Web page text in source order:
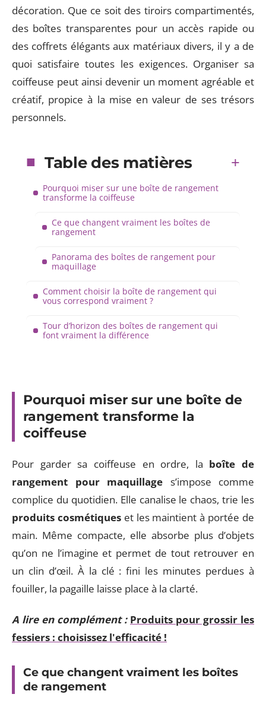
décoration. Que ce soit des tiroirs compartimentés,
des boîtes transparentes pour un accès rapide ou
des coffrets élégants aux matériaux divers, il y a de
quoi satisfaire toutes les exigences. Organiser sa
coiffeuse peut ainsi devenir un moment agréable et
créatif, propice à la mise en valeur de ses trésors
personnels.
Table des matières
Pourquoi miser sur une boîte de rangement
transforme la coiffeuse
Ce que changent vraiment les boîtes de
rangement
Panorama des boîtes de rangement pour
maquillage
Comment choisir la boîte de rangement qui
vous correspond vraiment ?
Tour d’horizon des boîtes de rangement qui
font vraiment la différence
Pourquoi miser sur une boîte de
rangement transforme la
coiffeuse
Pour garder sa coiffeuse en ordre, la boîte de
rangement pour maquillage s’impose comme
complice du quotidien. Elle canalise le chaos, trie les
produits cosmétiqueset les maintient à portée de
main. Même compacte, elle absorbe plus d’objets
qu’on ne l’imagine et permet de tout retrouver en
un clin d’œil. À la clé : fini les minutes perdues à
fouiller, la pagaille laisse place à la clarté.
A lire en complément : Produits pour grossir les
fessiers : choisissez l'efficacité !
Ce que changent vraiment les boîtes
de rangement